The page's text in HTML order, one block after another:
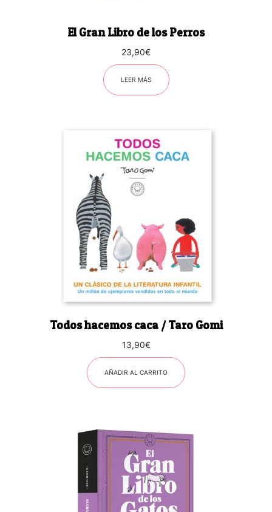
El Gran Libro de los Perros
23,90€
LEER MÁS
Todos hacemos caca / Taro Gomi
13,90€
AÑADIR AL CARRITO